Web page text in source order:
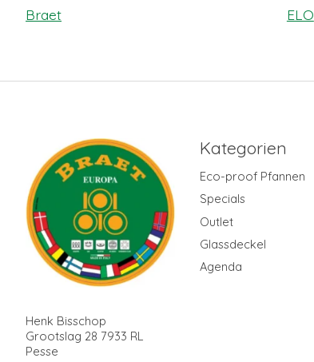
Braet ELO
Henk Bisschop
Grootslag 28 7933 RL
Pesse
Kategorien
Eco-proof Pfannen
Specials
Outlet
Glassdeckel
Agenda